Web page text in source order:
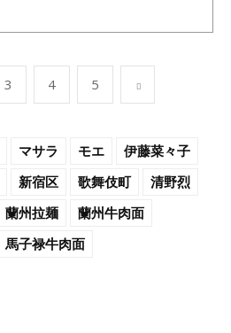
3 4 5
マサラ モエ
伊藤菜々子
新宿区 歌舞伎町
清野烈
蘭州拉麺
蘭州牛肉面
馬子禄牛肉面